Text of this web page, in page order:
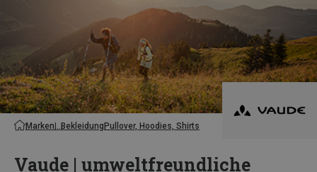
Marken BekleidungPullover, Hoodies, Shirts
Vaude | umweltfreundliche